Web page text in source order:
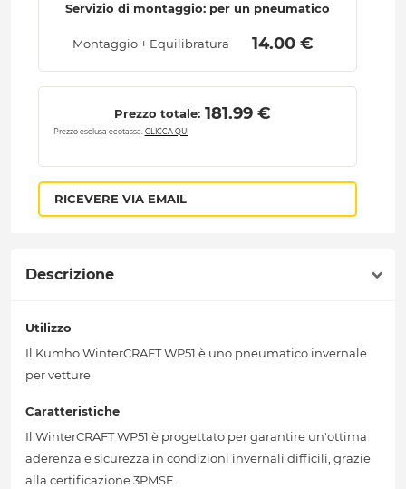
Servizio di montaggio: per un pneumatico
Montaggio + Equilibratura 14.00 €
Prezzo totale: 181.99 €
Prezzo esclusa ecotassa. CLICCA QUI
RICEVERE VIA EMAIL
Descrizione
Utilizzo
Il Kumho WinterCRAFT WP51 è uno pneumatico invernale
per vetture.
Caratteristiche
Il WinterCRAFT WP51 è progettato per garantire un'ottima
aderenza e sicurezza in condizioni invernali difficili, grazie
alla certificazione 3PMSF.